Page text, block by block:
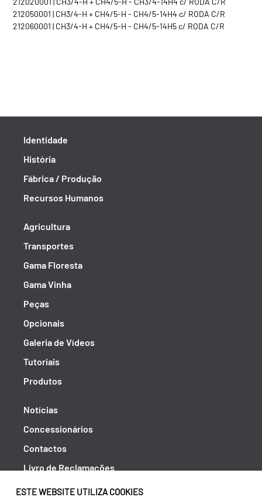
ESTE WEBSITE UTILIZA COOKIES
212050001 | CH3/4-H + CH4/5-H - CH4/5-14H4 c/ RODA C/R
212060001 | CH3/4-H + CH4/5-H - CH4/5-14H5 c/ RODA C/R
Identidade
História
Fábrica / Produção
Recursos Humanos
Agricultura
Transportes
Gama Floresta
Gama Vinha
Peças
Opcionais
Galeria de Vídeos
Tutoriais
Produtos
Notícias
Concessionários
Contactos
Livro de Reclamações
Política de Privacidade